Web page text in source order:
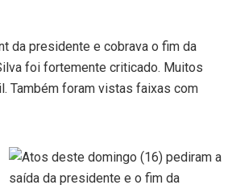
da presidente e cobrava o fim da
foi fortemente criticado. Muitos
Também foram vistas faixas com